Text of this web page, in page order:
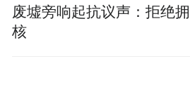
废墟旁响起抗议声：拒绝拥
核